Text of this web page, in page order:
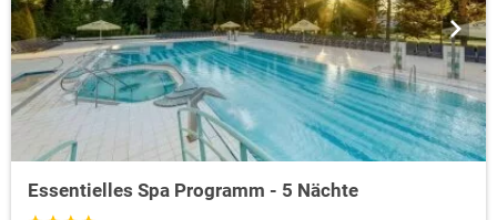
Essentielles Spa Programm - 5 Nächte